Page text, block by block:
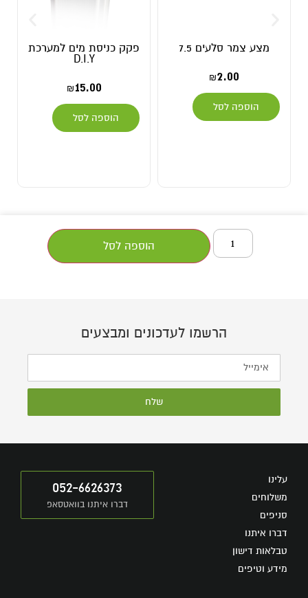
מצע צמר סלעים 7.5
₪2.00
הוספה לסל
פקק כניסת מים למערכת
D.I.Y
₪15.00
הוספה לסל
הוספה לסל
הרשמו לעדכונים ומבצעים
שלח
עלינו
משלוחים
סניפים
דברו איתנו
טבלאות דישון
מידע וטיפים
052-6626373
דברו איתנו בוואטסאפ